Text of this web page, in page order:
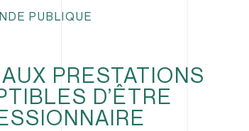
PUBLIQUE
PRESTATIONS
D’ÊTRE